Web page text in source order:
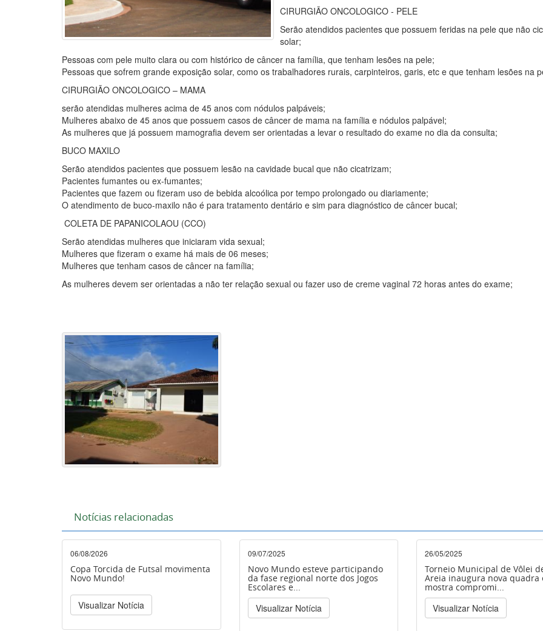
CIRURGIÃO ONCOLOGICO - PELE
Serão atendidos pacientes que possuem feridas na pele que não
solar;
Pessoas com pele muito clara ou com histórico de câncer na família, que tenham lesões na pele;
Pessoas que sofrem grande exposição solar, como os trabalhadores rurais, carpinteiros, garis, etc e que tenham lesões na
CIRURGIÃO ONCOLOGICO – MAMA
serão atendidas mulheres acima de 45 anos com nódulos palpáveis;
Mulheres abaixo de 45 anos que possuem casos de câncer de mama na família e nódulos palpável;
As mulheres que já possuem mamografia devem ser orientadas a levar o resultado do exame no dia da consulta;
BUCO MAXILO
Serão atendidos pacientes que possuem lesão na cavidade bucal que não cicatrizam;
Pacientes fumantes ou ex-fumantes;
Pacientes que fazem ou fizeram uso de bebida alcoólica por tempo prolongado ou diariamente;
O atendimento de buco-maxilo não é para tratamento dentário e sim para diagnóstico de câncer bucal;
COLETA DE PAPANICOLAOU (CCO)
Serão atendidas mulheres que iniciaram vida sexual;
Mulheres que fizeram o exame há mais de 06 meses;
Mulheres que tenham casos de câncer na família;
As mulheres devem ser orientadas a não ter relação sexual ou fazer uso de creme vaginal 72 horas antes do exame;
Notícias relacionadas
06/08/2026
Copa Torcida de Futsal movimenta
Novo Mundo!
Visualizar Notícia
09/07/2025
Novo Mundo esteve participando
da fase regional norte dos Jogos
Escolares e...
Visualizar Notícia
26/05/2025
Torneio Municipal de Vôlei
Areia inaugura nova quadra
mostra compromi...
Visualizar Notícia